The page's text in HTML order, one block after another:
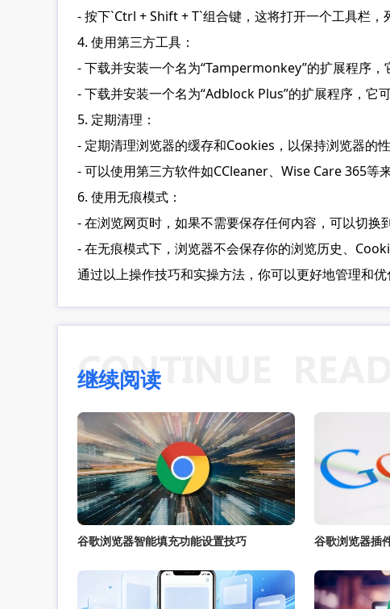
- 按下`Ctrl + Shift + T`组合键，这将打开一个工具栏，
4. 使用第三方工具：
- 下载并安装一个名为“Tampermonkey”的扩展程序，
- 下载并安装一个名为“Adblock Plus”的扩展程序，它
5. 定期清理：
- 定期清理浏览器的缓存和Cookies，以保持浏览器的性
- 可以使用第三方软件如CCleaner、Wise Care 365等
6. 使用无痕模式：
- 在浏览网页时，如果不需要保存任何内容，可以切换
- 在无痕模式下，浏览器不会保存你的浏览历史、
通过以上操作技巧和实操方法，你可以更好地管理和
继续阅读
谷歌浏览器智能填充功能设置技巧 谷歌浏览器插